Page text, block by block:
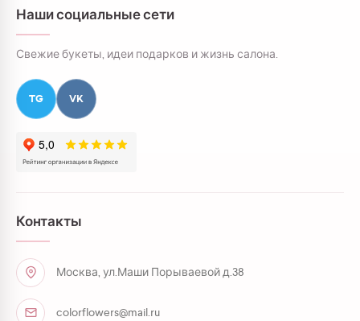
Наши социальные сети
Свежие букеты, идеи подарков и жизнь салона.
TG VK
Контакты
Москва, ул.Маши Порываевой д.38
colorflowers@mail.ru